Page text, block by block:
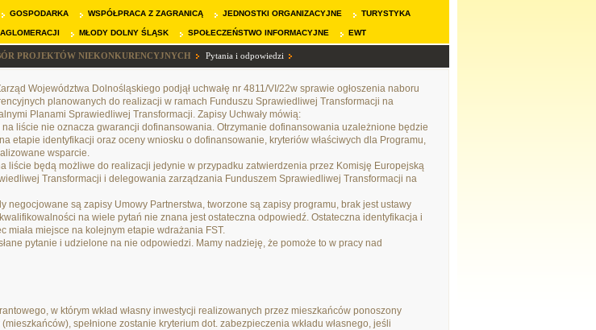
GOSPODARKA WSPÓŁPRACA Z ZAGRANICĄ JEDNOSTKI ORGANIZACYJNE TURYSTYKA
MŁODY DOLNY ŚLĄSK SPOŁECZEŃSTWO INFORMACYJNE EWT
PROJEKTÓW NIEKONKURENCYJNYCH Pytania i odpowiedzi
Województwa Dolnośląskiego podjął uchwałę nr 4811/VI/22w sprawie ogłoszenia naboru
planowanych do realizacji w ramach Funduszu Sprawiedliwej Transformacji na
Planami Sprawiedliwej Transformacji. Zapisy Uchwały mówią:
na liście nie oznacza gwarancji dofinansowania. Otrzymanie dofinansowania uzależnione będzie
etapie identyfikacji oraz oceny wniosku o dofinansowanie, kryteriów właściwych dla Programu,
wsparcie.
liście będą możliwe do realizacji jedynie w przypadku zatwierdzenia przez Komisję Europejską
Transformacji i delegowania zarządzania Funduszem Sprawiedliwej Transformacji na
negocjowane są zapisy Umowy Partnerstwa, tworzone są zapisy programu, brak jest ustawy
na wiele pytań nie znana jest ostateczna odpowiedź. Ostateczna identyfikacja i
miała miejsce na kolejnym etapie wdrażania FST.
pytanie i udzielone na nie odpowiedzi. Mamy nadzieję, że pomoże to w pracy nad
w którym wkład własny inwestycji realizowanych przez mieszkańców ponoszony
spełnione zostanie kryterium dot. zabezpieczenia wkładu własnego, jeśli